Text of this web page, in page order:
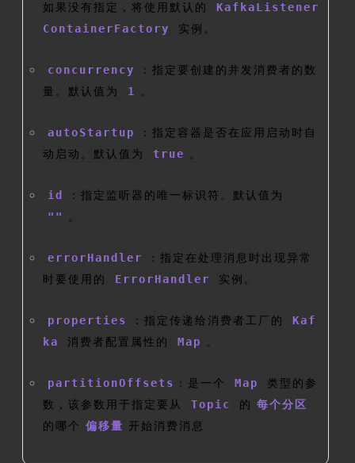
如果没有指定，将使用默认的
KafkaListener
ContainerFactory
实例。
concurrency
：指定要创建的并发消费者的数
量。默认值为
1 。
autoStartup
：指定容器是否在应用启动时自
动启动。默认值为
true 。
id ：指定监听器的唯一标识符。默认值为
"" 。
errorHandler
：指定在处理消息时出现异常
时要使用的
ErrorHandler 实例。
properties ：指定传递给消费者工厂的
Kaf
ka
消费者配置属性的 Map 。
partitionOffsets : 是一个 Map
类型的参
数，该参数用于指定要从
Topic 的 每个分区
的哪个 偏移量 开始消费消息